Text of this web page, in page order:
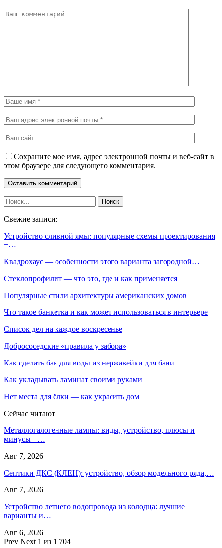
Сохраните мое имя, адрес электронной почты и веб-сайт в
этом браузере для следующего комментария.
Свежие записи:
Устройство сливной ямы: популярные схемы проектирования
+…
Квадрохаус — особенности этого варианта загородной…
Стеклопрофилит — что это, где и как применяется
Популярные стили архитектуры американских домов
Что такое банкетка и как может использоваться в интерьере
Список дел на каждое воскресенье
Добрососедские «правила у забора»
Как сделать бак для воды из нержавейки для бани
Как укладывать ламинат своими руками
Нет места для ёлки — как украсить дом
Сейчас читают
Металлогалогенные лампы: виды, устройство, плюсы и
минусы +…
Авг 7, 2026
Септики ДКС (КЛЕН): устройство, обзор модельного ряда,…
Авг 7, 2026
Устройство летнего водопровода из колодца: лучшие
варианты и…
Авг 6, 2026
Prev Next 1 из 1 704